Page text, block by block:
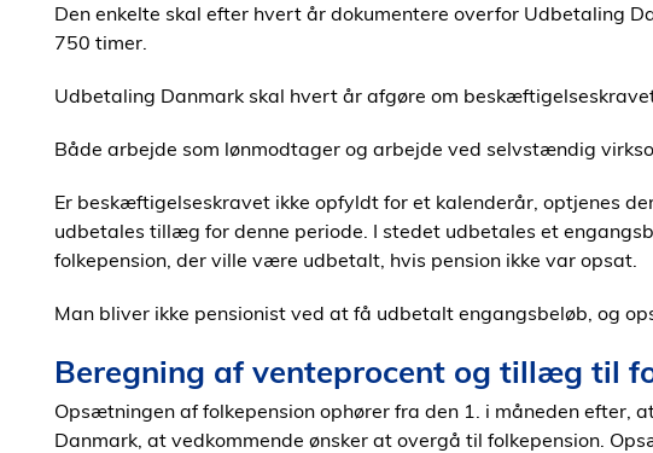
Den enkelte skal efter hvert år dokumentere overfor Udbetaling
750 timer.
Udbetaling Danmark skal hvert år afgøre om
Både arbejde som lønmodtager og arbejde ved selvstændig
Er beskæftigelseskravet ikke opfyldt for et kalenderår, optjenes
udbetales tillæg for denne periode. I stedet udbetales et
folkepension, der ville være udbetalt, hvis pension ikke var opsat.
Man bliver ikke pensionist ved at få udbetalt engangsbeløb, og
Beregning af venteprocent og tillæg til
Opsætningen af folkepension ophører fra den 1. i måneden efter,
Danmark, at vedkommende ønsker at overgå til folkepension.